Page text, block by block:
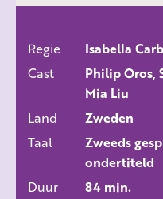
Regie
Isabella
Cast
Philip Oros,
Mia Liu
Land
Zweden
Taal
Zweeds
ondertiteld
Duur
84 min.